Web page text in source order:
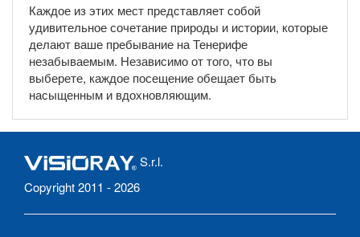
Каждое из этих мест представляет собой
удивительное сочетание природы и истории, которые
делают ваше пребывание на Тенерифе
незабываемым. Независимо от того, что вы
выберете, каждое посещение обещает быть
насыщенным и вдохновляющим.
S.r.l.
Copyright 2011 - 2026